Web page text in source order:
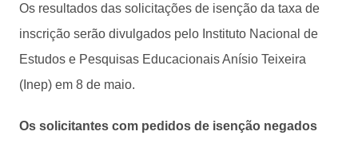
Os resultados das solicitações de isenção da taxa de
inscrição serão divulgados pelo Instituto Nacional de
Estudos e Pesquisas Educacionais Anísio Teixeira
(Inep) em 8 de maio.
Os solicitantes com pedidos de isenção negados